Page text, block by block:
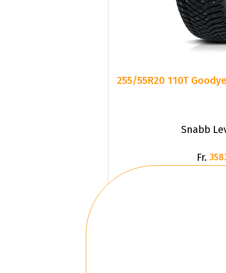
255/55R20 110T
Snabb
Fr.